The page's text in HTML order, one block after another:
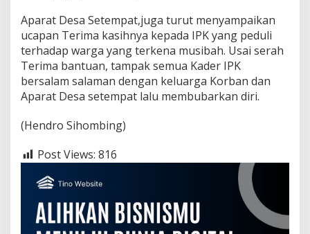
Aparat Desa Setempat,juga turut menyampaikan
ucapan Terima kasihnya kepada IPK yang peduli
terhadap warga yang terkena musibah. Usai serah
Terima bantuan, tampak semua Kader IPK
bersalam salaman dengan keluarga Korban dan
Aparat Desa setempat lalu membubarkan diri.
(Hendro Sihombing)
Post Views: 816